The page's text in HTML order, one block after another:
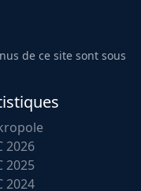
de ce site sont sous
2026
2025
2024